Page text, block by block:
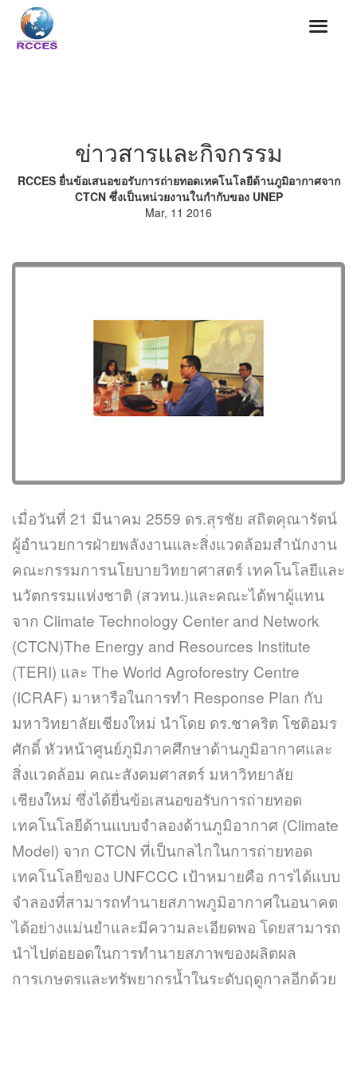
ข่าวสารและกิจกรรม
RCCES ยื่นข้อเสนอขอรับการถ่ายทอดเทคโนโลยีด้านภูมิอากาศจาก
CTCN ซึ่งเป็นหน่วยงานในกำกับของ UNEP
Mar, 11 2016
เมื่อวันที่ 21 มีนาคม 2559 ดร.สุรชัย สถิตคุณารัตน์
ผู้อำนวยการฝ่ายพลังงานและสิ่งแวดล้อมสำนักงาน
คณะกรรมการนโยบายวิทยาศาสตร์ เทคโนโลยีและ
นวัตกรรมแห่งชาติ (สวทน.)และคณะได้พาผู้แทน
จาก Climate Technology Center and Network
(CTCN)The Energy and Resources Institute
(TERI) และ The World Agroforestry Centre
(ICRAF) มาหารือในการทำ Response Plan กับ
มหาวิทยาลัยเชียงใหม่ นำโดย ดร.ชาคริต โชติอมร
ศักดิ์ หัวหน้าศูนย์ภูมิภาคศึกษาด้านภูมิอากาศและ
สิ่งแวดล้อม คณะสังคมศาสตร์ มหาวิทยาลัย
เชียงใหม่ ซึ่งได้ยื่นข้อเสนอขอรับการถ่ายทอด
เทคโนโลยีด้านแบบจำลองด้านภูมิอากาศ (Climate
Model) จาก CTCN ที่เป็นกลไกในการถ่ายทอด
เทคโนโลยีของ UNFCCC เป้าหมายคือ การได้แบบ
จำลองที่สามารถทำนายสภาพภูมิอากาศในอนาคต
ได้อย่างแม่นยำและมีความละเอียดพอ โดยสามารถ
นำไปต่อยอดในการทำนายสภาพของผลิตผล
การเกษตรและทรัพยากรน้ำในระดับฤดูกาลอีกด้วย